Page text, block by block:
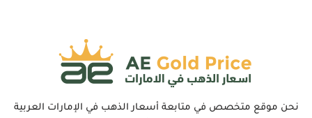
نحن موقع متخصص في متابعة أسعار الذهب في الإمارات العربية